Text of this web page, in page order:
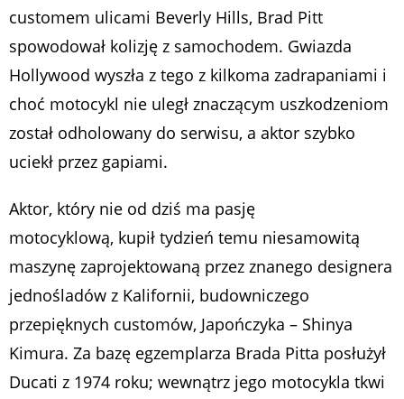
customem ulicami Beverly Hills, Brad Pitt
spowodował kolizję z samochodem. Gwiazda
Hollywood wyszła z tego z kilkoma zadrapaniami i
choć motocykl nie uległ znaczącym uszkodzeniom
został odholowany do serwisu, a aktor szybko
uciekł przez gapiami.
Aktor, który nie od dziś ma pasję
motocyklową, kupił tydzień temu niesamowitą
maszynę zaprojektowaną przez znanego designera
jednośladów z Kalifornii, budowniczego
przepięknych customów, Japończyka – Shinya
Kimura. Za bazę egzemplarza Brada Pitta posłużył
Ducati z 1974 roku; wewnątrz jego motocykla tkwi